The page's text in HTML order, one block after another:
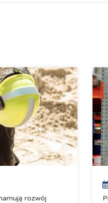
rozwój